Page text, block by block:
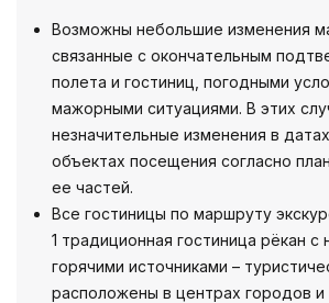
Возможны небольшие изменения
связанные с окончательным
полета и гостиниц, погодными
мажорными ситуациями. В этих
незначительные изменения в
объектах посещения согласно
ее частей.
Все гостиницы по маршруту
1 традиционная гостиница рёкан с
горячими источниками –
расположены в центрах городов и